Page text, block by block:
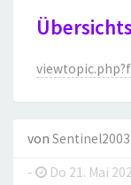
von Sentinel2003
-
Do 21. Mai